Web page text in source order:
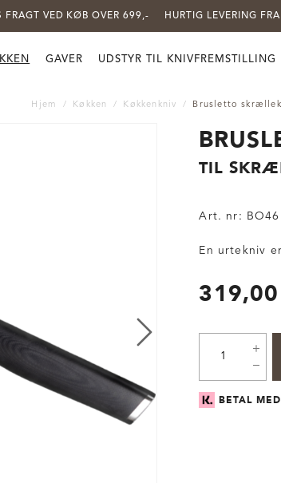
FRAGT VED KØB OVER 699,- HURTIG LEVERING
GAVER UDSTYR TIL KNIVFREMSTILLING
Hjem Køkken Køkkenkniv Brusletto
TIL
Art. nr:
En urtekniv
BETAL